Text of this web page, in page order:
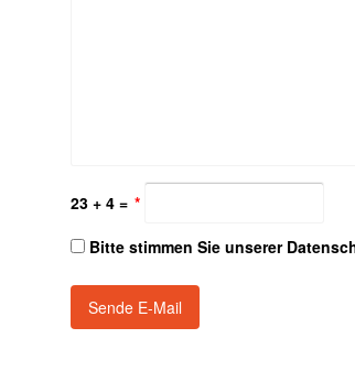
23 + 4 = *
Bitte stimmen Sie unserer